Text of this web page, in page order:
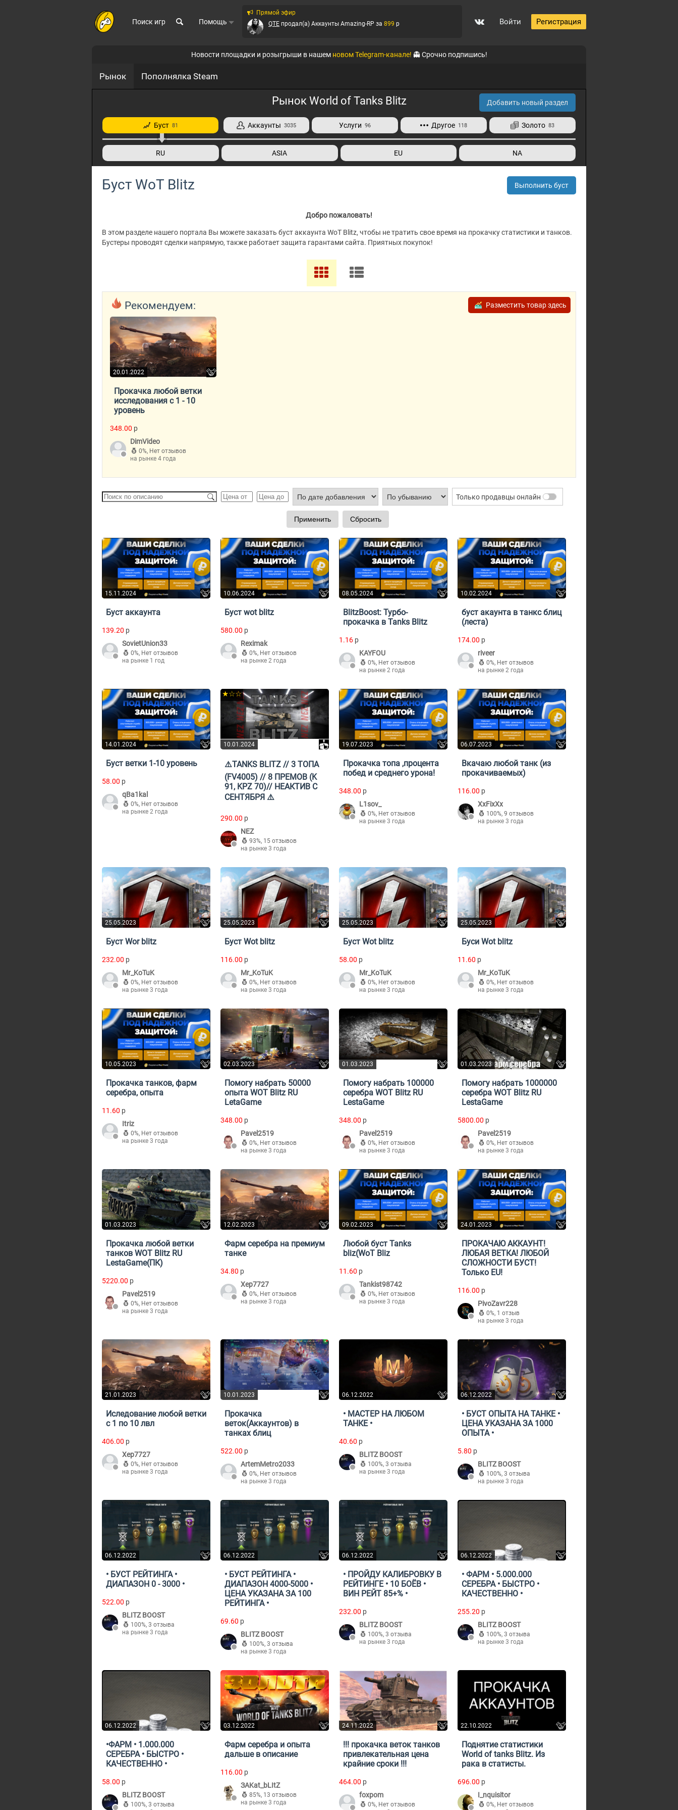
Поиск игр Помощь
Прямой эфир
QTE продал(а) Аккаунты Amazing-RP за 899 p
QTEпродал(а)Аккаунты Amazing-RPза89p
QTEпродал(а) Аккаунты Amazing-RP
QTEпродал(а) Аккаунты Amazing-RP p
Войти Регистрация
Новости площадки и розыгрыши в нашем новом Telegram-канале! 👻 Срочно подпишись!
Рынок Пополнялка Steam
Рынок World of Tanks Blitz Добавить новый раздел
Буст 81 Аккаунты 3035 Услуги 96 Другое 118 Золото 83
RU ASIA EU NA
Буст WoT Blitz Выполнить буст
Добро пожаловать!
В этом разделе нашего портала Вы можете заказать буст аккаунта WoT Blitz, чтобы не тратить свое время на прокачку статистики и танков.
Бустеры проводят сделки напрямую, также работает защита гарантами сайта. Приятных покупок!
Разместить товар здесь
Рекомендуем:
20.01.2022
Прокачка любой ветки
исследования с 1 - 10
уровень
348.00 p
DimVideo
0%, Нет отзывов
на рынке 4 года
Только продавцы онлайн
15.11.2024
Буст аккаунта
139.20 p
SovietUnion33
0%, Нет отзывов
на рынке 1 год
10.06.2024
Буст wot blitz
580.00 p
Reximak
0%, Нет отзывов
на рынке 2 года
08.05.2024
BlitzBoost: Турбо-
прокачка в Tanks Blitz
1.16 p
KAYFOU
0%, Нет отзывов
на рынке 2 года
10.02.2024
буст акаунта в танкс блиц
(леста)
174.00 p
riveer
0%, Нет отзывов
на рынке 2 года
14.01.2024
Буст ветки 1-10 уровень
58.00 p
qBa1kal
0%, Нет отзывов
на рынке 2 года
10.01.2024
★☆☆
⚠️TANKS BLITZ // 3 ТОПА
(FV4005) // 8 ПРЕМОВ (K
91, KPZ 70)// НЕАКТИВ С
СЕНТЯБРЯ ⚠️
290.00 p
NEZ
93%, 15 отзывов
на рынке 3 года
19.07.2023
Прокачка топа ,процента
побед и среднего урона!
348.00 p
L1sov_
0%, Нет отзывов
на рынке 3 года
06.07.2023
Вкачаю любой танк (из
прокачиваемых)
116.00 p
XxFixXx
100%, 9 отзывов
на рынке 3 года
25.05.2023
Буст Wor blitz
232.00 p
Mr_KoTuK
0%, Нет отзывов
на рынке 3 года
25.05.2023
Буст Wot blitz
116.00 p
Mr_KoTuK
0%, Нет отзывов
на рынке 3 года
25.05.2023
Буст Wot blitz
58.00 p
Mr_KoTuK
0%, Нет отзывов
на рынке 3 года
25.05.2023
Буси Wot blitz
11.60 p
Mr_KoTuK
0%, Нет отзывов
на рынке 3 года
10.05.2023
Прокачка танков, фарм
серебра, опыта
11.60 p
Itriz
0%, Нет отзывов
на рынке 3 года
02.03.2023
Помогу набрать 50000
опыта WOT Blitz RU
LetaGame
348.00 p
Pavel2519
0%, Нет отзывов
на рынке 3 года
01.03.2023
Помогу набрать 100000
серебра WOT Blitz RU
LestaGame
348.00 p
Pavel2519
0%, Нет отзывов
на рынке 3 года
01.03.2023
Помогу набрать 1000000
серебра WOT Blitz RU
LestaGame
5800.00 p
Pavel2519
0%, Нет отзывов
на рынке 3 года
01.03.2023
Прокачка любой ветки
танков WOT Blitz RU
LestaGame(ПК)
5220.00 p
Pavel2519
0%, Нет отзывов
на рынке 3 года
12.02.2023
Фарм серебра на премиум
танке
34.80 p
Xep7727
0%, Нет отзывов
на рынке 3 года
09.02.2023
Любой буст Tanks
bliz(WoT Bliz
11.60 p
Tankist98742
0%, Нет отзывов
на рынке 3 года
24.01.2023
ПРОКАЧАЮ АККАУНТ!
ЛЮБАЯ ВЕТКА! ЛЮБОЙ
СЛОЖНОСТИ БУСТ!
Только EU!
116.00 p
PivoZavr228
0%, 1 отзыв
на рынке 3 года
21.01.2023
Иследование любой ветки
с 1 по 10 лвл
406.00 p
Xep7727
0%, Нет отзывов
на рынке 3 года
10.01.2023
Прокачка
веток(Аккаунтов) в
танках блиц
522.00 p
ArtemMetro2033
0%, Нет отзывов
на рынке 3 года
06.12.2022
• МАСТЕР НА ЛЮБОМ
ТАНКЕ •
40.60 p
BLITZ BOOST
100%, 3 отзыва
на рынке 3 года
06.12.2022
• БУСТ ОПЫТА НА ТАНКЕ •
ЦЕНА УКАЗАНА ЗА 1000
ОПЫТА •
5.80 p
BLITZ BOOST
100%, 3 отзыва
на рынке 3 года
06.12.2022
• БУСТ РЕЙТИНГА •
ДИАПАЗОН 0 - 3000 •
522.00 p
BLITZ BOOST
100%, 3 отзыва
на рынке 3 года
06.12.2022
• БУСТ РЕЙТИНГА •
ДИАПАЗОН 4000-5000 •
ЦЕНА УКАЗАНА ЗА 100
РЕЙТИНГА •
69.60 p
BLITZ BOOST
100%, 3 отзыва
на рынке 3 года
06.12.2022
• ПРОЙДУ КАЛИБРОВКУ В
РЕЙТИНГЕ • 10 БОЁВ •
ВИН РЕЙТ 85+% •
232.00 p
BLITZ BOOST
100%, 3 отзыва
на рынке 3 года
06.12.2022
• ФАРМ • 5.000.000
СЕРЕБРА • БЫСТРО •
КАЧЕСТВЕННО •
255.20 p
BLITZ BOOST
100%, 3 отзыва
на рынке 3 года
06.12.2022
•ФАРМ • 1.000.000
СЕРЕБРА • БЫСТРО •
КАЧЕСТВЕННО •
58.00 p
BLITZ BOOST
100%, 3 отзыва
03.12.2022
Фарм серебра и опыта
дальше в описание
116.00 p
ЗAKat_bLItZ
85%, 13 отзывов
на рынке 3 года
24.11.2022
!!! прокачка веток танков
привлекательная цена
крайние сроки !!!
464.00 p
foxpom
0%, Нет отзывов
22.10.2022
Поднятие статистики
World of tanks Blitz. Из
рака в статисты.
696.00 p
I_nquisitor
0%, Нет отзывов